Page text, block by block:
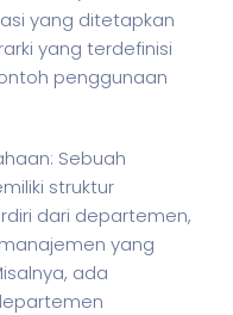
yang ditetapkan
yang terdefinisi
penggunaan
Sebuah
struktur
dari departemen,
yang
ada